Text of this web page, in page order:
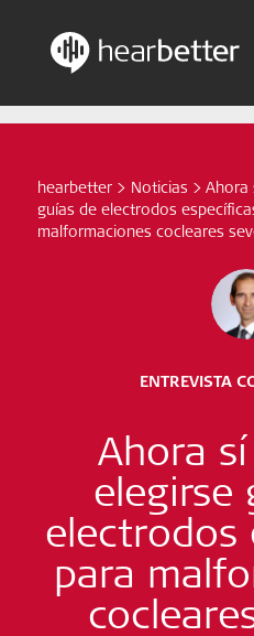
Skip
hearbetter > Noticias > Ahora
guías de electrodos
malformaciones cocleares
ENTREVISTA
Ahora
elegirse
electrodos
para